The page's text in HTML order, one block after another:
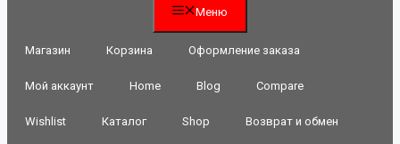
Меню
Магазин Корзина Оформление заказа
Мой аккаунт Home Blog Compare
Wishlist Каталог Shop Возврат и обмен